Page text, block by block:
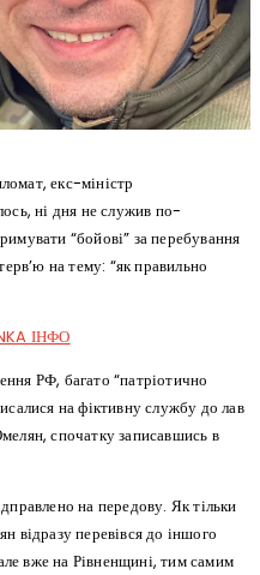
екс-міністр
ні дня не служив по-
“бойові” за перебування
на тему: “як правильно
ІНФО
РФ, багато “патріотично
на фіктивну службу до лав
спочатку записавшись в
на передову. Як тільки
відразу перевівся до іншого
вже на Рівненщині, тим самим